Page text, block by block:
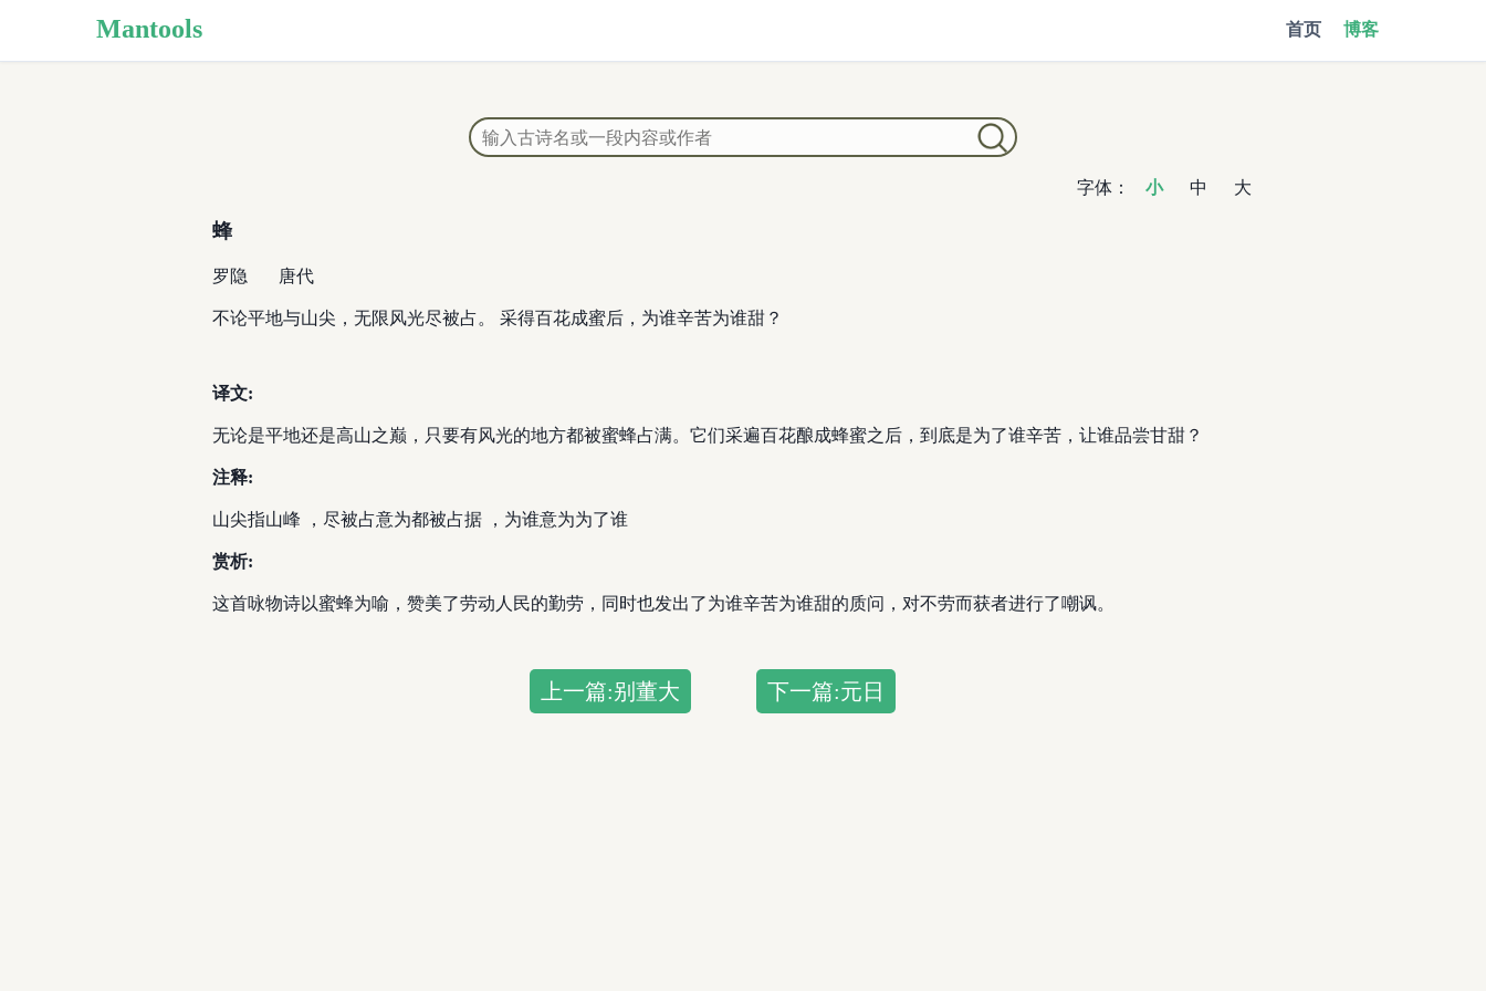
Mantools 首页 博客
字体： 小 中 大
蜂
罗隐 唐代
不论平地与山尖，无限风光尽被占。 采得百花成蜜后，为谁辛苦为谁甜？
译文:
无论是平地还是高山之巅，只要有风光的地方都被蜜蜂占满。它们采遍百花酿成蜂蜜之后，到底是为了谁辛苦，让谁品尝甘甜？
注释:
山尖指山峰 ，尽被占意为都被占据 ，为谁意为为了谁
赏析:
这首咏物诗以蜜蜂为喻，赞美了劳动人民的勤劳，同时也发出了为谁辛苦为谁甜的质问，对不劳而获者进行了嘲讽。
上一篇:别董大 下一篇:元日